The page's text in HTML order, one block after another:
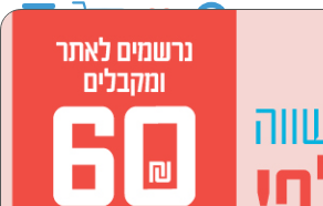
מכונות קפה